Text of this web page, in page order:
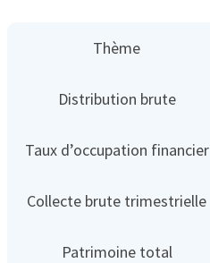
Thème
Distribution brute
Taux d’occupation financier
Collecte brute trimestrielle
Patrimoine total